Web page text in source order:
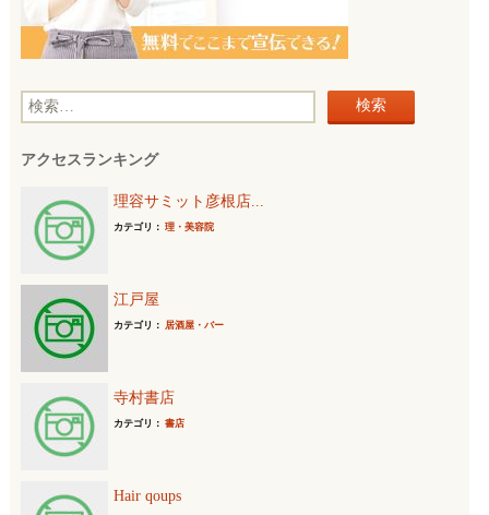
検
:アクセスランキング
理容サミット彦根店...
カテゴリ： 理・美容院
江戸屋
カテゴリ： 居酒屋・バー
寺村書店
カテゴリ： 書店
Hair qoups